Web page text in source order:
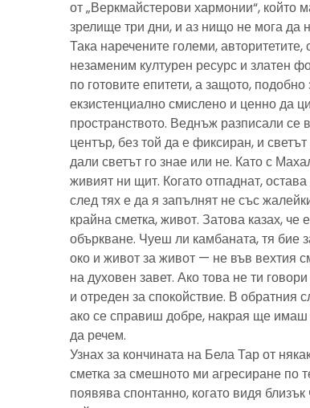
от „Веркмайстерови хармонии“, който
зрелище три дни, и аз нищо не мога да
Така наречените големи,
незаменим културен ресурс и златен
по готовите епитети, а защото,
екзистенциално смислено и ценно да
пространството. Веднъж разписали се
център, без той да е фиксиран, и
дали светът го знае или не. Като с
живият ни щит. Когато отпаднат,
след тях е да я запълнят не със
крайна сметка, живот. Затова казах, че
объркване. Чуеш ли камбаната, тя бие
око и живот за живот — не във вехтия
на духовен завет. Ако това не ти
и отреден за спокойствие. В обратния
ако се справиш добре, накрая ще имаш
да речем.
Узнах за кончината на Бела Тар от
сметка за смешното ми агресиране по
появява спонтанно, когато видя